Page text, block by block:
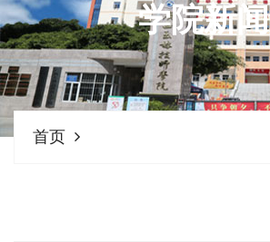
学院新闻
首页